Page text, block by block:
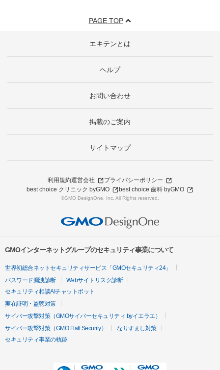
PAGE TOP
エキテンとは
ヘルプ
お問い合わせ
掲載のご案内
サイトマップ
利用規約運営会社
プライバシーポリシー
best choice クリニック byGMO
best choice 歯科 byGMO
©GMO DesignOne, Inc. All Rights reserved.
GMOインターネットグループのセキュリティ事業について
世界初総合ネットセキュリティサービス「GMOセキュリティ24」
パスワード漏洩診断
Webサイトリスク診断
セキュリティ相談AIチャットボット
実在証明・盗聴対策
サイバー攻撃対策（GMOサイバーセキュリティ byイエラエ）
サイバー攻撃対策（GMO Flatt Security）
なりすまし対策
セキュリティ事業の軌跡